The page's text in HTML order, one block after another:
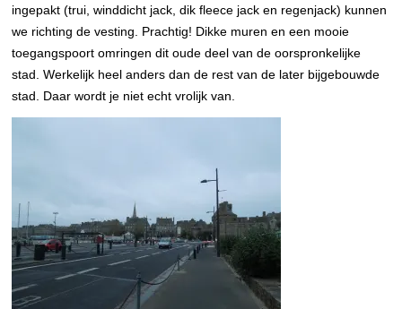
ingepakt (trui, winddicht jack, dik fleece jack en regenjack) kunnen
we richting de vesting. Prachtig! Dikke muren en een mooie
toegangspoort omringen dit oude deel van de oorspronkelijke
stad. Werkelijk heel anders dan de rest van de later bijgebouwde
stad. Daar wordt je niet echt vrolijk van.